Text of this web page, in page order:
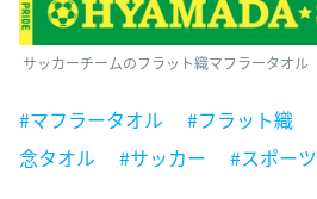
サッカーチームのフラット織マフラータオル
#マフラータオル #フラット織
念タオル
#サッカー
#スポー